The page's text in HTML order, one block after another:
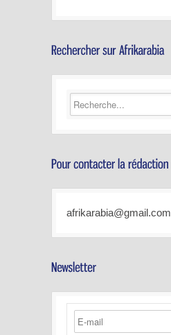
afrikarabia@gmail.com